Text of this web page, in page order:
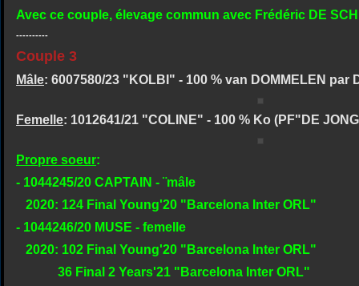
Avec ce couple, élevage commun avec Frédéric DE
----------
Couple 3
Mâle: 6007580/23 "KOLBI" - 100 % van DOMMELEN par
Femelle: 1012641/21 "COLINE" - 100 % Ko (PF"DE
Propre soeur:
- 1044245/20 CAPTAIN - ¨mâle
2020: 124 Final Young'20 "Barcelona Inter ORL"
- 1044246/20 MUSE - femelle
2020: 102 Final Young'20 "Barcelona Inter ORL"
36 Final 2 Years'21 "Barcelona Inter ORL"